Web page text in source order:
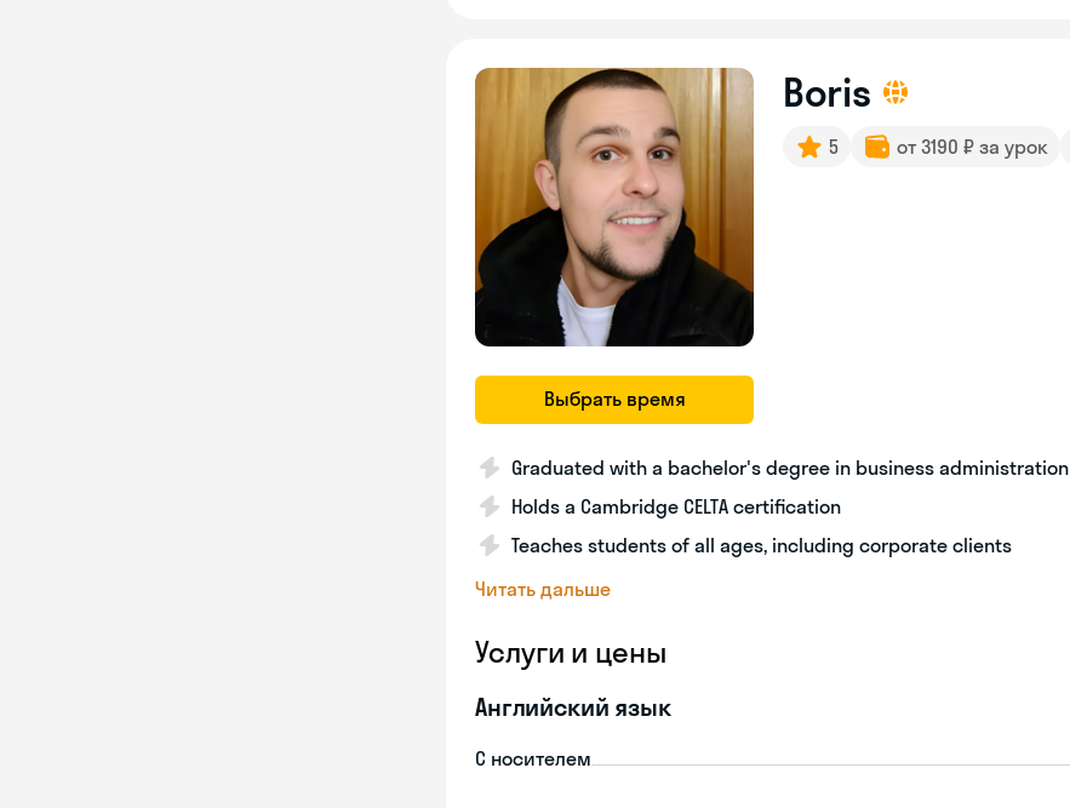
Выбрать время
Boris
5 от 3190 ₽ за урок
Graduated with a bachelor's degree in business administration
Holds a Cambridge CELTA certification
Teaches students of all ages, including corporate clients
Читать дальше
Услуги и цены
Английский язык
С носителем